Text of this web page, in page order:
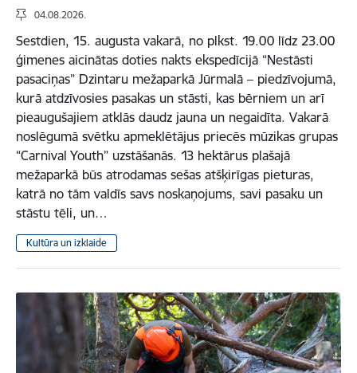
04.08.2026.
Sestdien, 15. augusta vakarā, no plkst. 19.00 līdz 23.00
ģimenes aicinātas doties nakts ekspedīcijā “Nestāsti
pasaciņas” Dzintaru mežaparkā Jūrmalā – piedzīvojumā,
kurā atdzīvosies pasakas un stāsti, kas bērniem un arī
pieaugušajiem atklās daudz jauna un negaidīta. Vakarā
noslēgumā svētku apmeklētājus priecēs mūzikas grupas
“Carnival Youth” uzstāšanās. 13 hektārus plašajā
mežaparkā būs atrodamas sešas atšķirīgas pieturas,
katrā no tām valdīs savs noskaņojums, savi pasaku un
stāstu tēli, un…
Kultūra un izklaide